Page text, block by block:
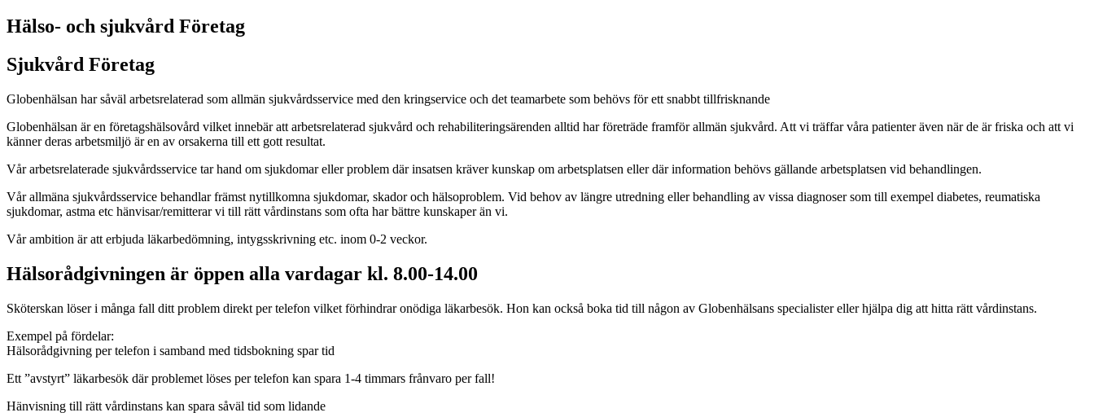
Hälso- och sjukvård Företag
Sjukvård Företag
Globenhälsan har såväl arbetsrelaterad som allmän sjukvårdsservice med den kringservice och det teamarbete som behövs för ett snabbt tillfrisknande
Globenhälsan är en företagshälsovård vilket innebär att arbetsrelaterad sjukvård och rehabiliteringsärenden alltid har företräde framför allmän sjukvård. Att vi träffar våra patienter även när de är friska och att vi
känner deras arbetsmiljö är en av orsakerna till ett gott resultat.
Vår arbetsrelaterade sjukvårdsservice tar hand om sjukdomar eller problem där insatsen kräver kunskap om arbetsplatsen eller där information behövs gällande arbetsplatsen vid behandlingen.
Vår allmäna sjukvårdsservice behandlar främst nytillkomna sjukdomar, skador och hälsoproblem. Vid behov av längre utredning eller behandling av vissa diagnoser som till exempel diabetes, reumatiska
sjukdomar, astma etc hänvisar/remitterar vi till rätt vårdinstans som ofta har bättre kunskaper än vi.
Vår ambition är att erbjuda läkarbedömning, intygsskrivning etc. inom 0-2 veckor.
Hälsorådgivningen är öppen alla vardagar kl. 8.00-14.00
Sköterskan löser i många fall ditt problem direkt per telefon vilket förhindrar onödiga läkarbesök. Hon kan också boka tid till någon av Globenhälsans specialister eller hjälpa dig att hitta rätt vårdinstans.
Exempel på fördelar:
Hälsorådgivning per telefon i samband med tidsbokning spar tid
Ett ”avstyrt” läkarbesök där problemet löses per telefon kan spara 1-4 timmars frånvaro per fall!
Hänvisning till rätt vårdinstans kan spara såväl tid som lidande